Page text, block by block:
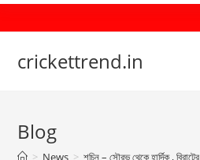
Skip
to
crickettrend.in
Blog
> News > শচিন – সৌরভ থেকে হার্দিক ,